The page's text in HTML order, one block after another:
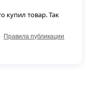
купил товар. Так
Правила публикации